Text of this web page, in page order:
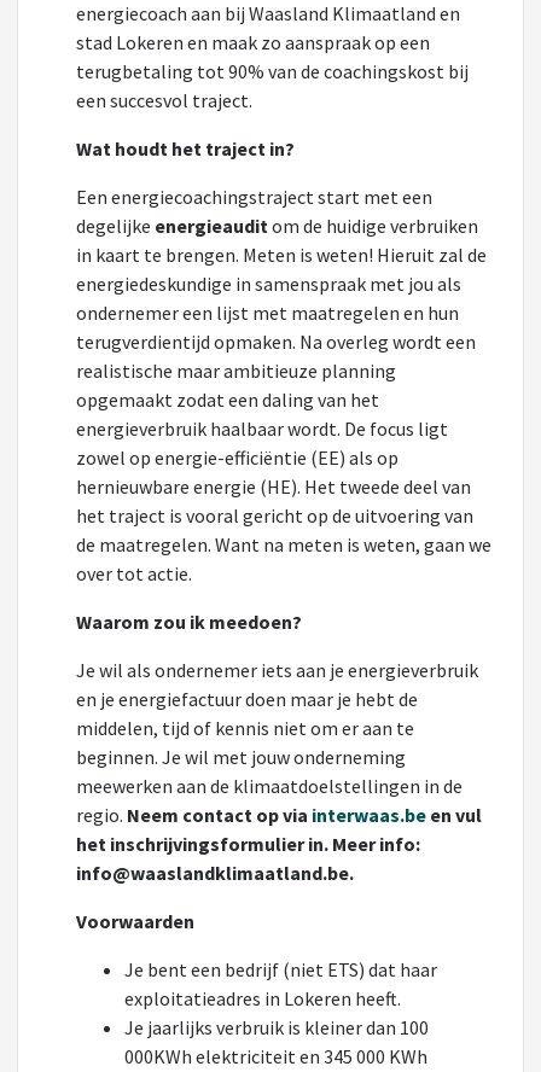
energiecoach aan bij Waasland Klimaatland en
stad Lokeren en maak zo aanspraak op een
terugbetaling tot 90% van de coachingskost bij
een succesvol traject.
Wat houdt het traject in?
Een energiecoachingstraject start met een
degelijke energieauditom de huidige verbruiken
in kaart te brengen. Meten is weten! Hieruit zal de
energiedeskundige in samenspraak met jou als
ondernemer een lijst met maatregelen en hun
terugverdientijd opmaken. Na overleg wordt een
realistische maar ambitieuze planning
opgemaakt zodat een daling van het
energieverbruik haalbaar wordt. De focus ligt
zowel op energie-efficiëntie (EE) als op
hernieuwbare energie (HE). Het tweede deel van
het traject is vooral gericht op de uitvoering van
de maatregelen. Want na meten is weten, gaan we
over tot actie.
Waarom zou ik meedoen?
Je wil als ondernemer iets aan je energieverbruik
en je energiefactuur doen maar je hebt de
middelen, tijd of kennis niet om er aan te
beginnen. Je wil met jouw onderneming
meewerken aan de klimaatdoelstellingen in de
regio. Neem contact op via interwaas.be en vul
het inschrijvingsformulier in. Meer info:
info@waaslandklimaatland.be.
Voorwaarden
Je bent een bedrijf (niet ETS) dat haar
exploitatieadres in Lokeren heeft.
Je jaarlijks verbruik is kleiner dan 100
000KWh elektriciteit en 345 000 KWh